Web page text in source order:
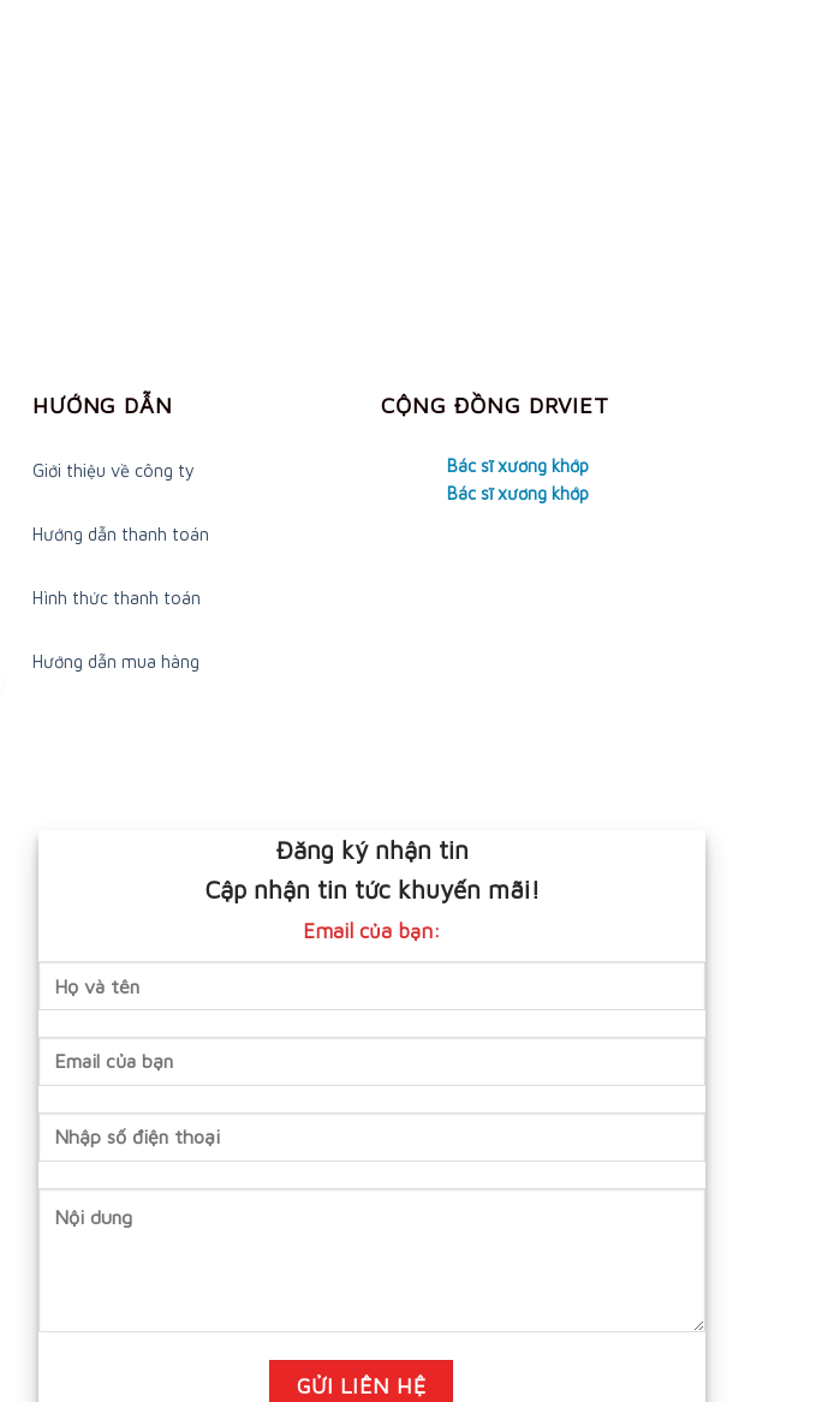
HƯỚNG DẪN
Giới thiệu về công ty
Hướng dẫn thanh toán
Hình thức thanh toán
Hướng dẫn mua hàng
CỘNG ĐỒNG DRVIET
Bác sĩ xương khớp
Bác sĩ xương khớp
Đăng ký nhận tin
Cập nhận tin tức khuyến mãi!
Email của bạn: